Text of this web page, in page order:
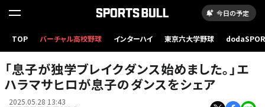
今日の予定
TOP バーチャル高校野球 インターハイ 東京六大学野球
「息子が独学ブレイクダンス始めました。」エ
ハラマサヒロが息子のダンスをシェア
2025.05.28 13:43